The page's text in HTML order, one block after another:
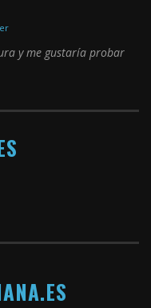
y me gustaría probar